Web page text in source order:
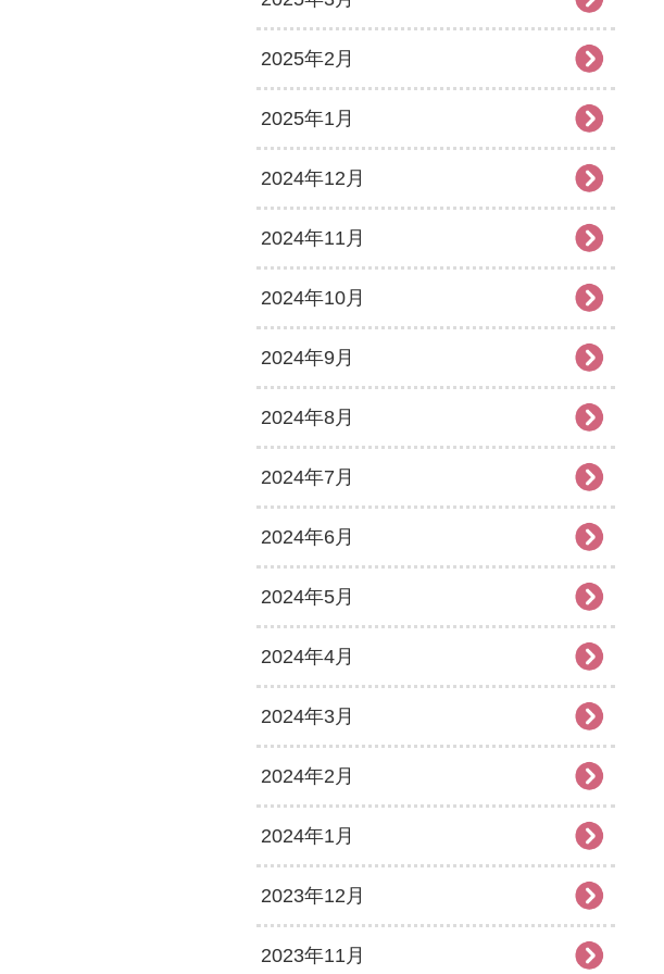
2025年2月
2025年1月
2024年12月
2024年11月
2024年10月
2024年9月
2024年8月
2024年7月
2024年6月
2024年5月
2024年4月
2024年3月
2024年2月
2024年1月
2023年12月
2023年11月